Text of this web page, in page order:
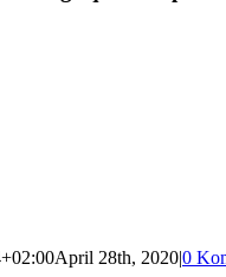
April 28th, 2020|0